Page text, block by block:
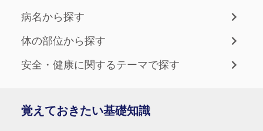
病名から探す
体の部位から探す
安全・健康に関するテーマで探す
覚えておきたい基礎知識